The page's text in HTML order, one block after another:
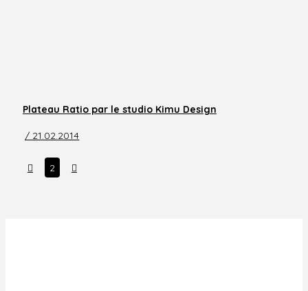
Plateau Ratio par le studio Kimu Design
/ 21.02.2014
Prev2 Next